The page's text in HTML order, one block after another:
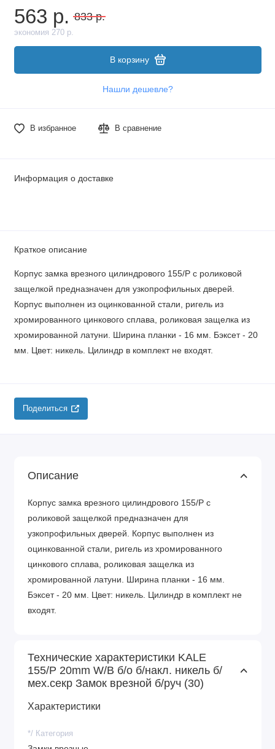
563 р. 833 р.
экономия 270 р.
В корзину
Нашли дешевле?
В избранное В сравнение
Информация о доставке
Краткое описание
Корпус замка врезного цилиндрового 155/P с роликовой
защелкой предназначен для узкопрофильных дверей.
Корпус выполнен из оцинкованной стали, ригель из
хромированного цинкового сплава, роликовая защелка из
хромированной латуни. Ширина планки - 16 мм. Бэксет - 20
мм. Цвет: никель. Цилиндр в комплект не входят.
Поделиться
Описание
Корпус замка врезного цилиндрового 155/P с
роликовой защелкой предназначен для
узкопрофильных дверей. Корпус выполнен из
оцинкованной стали, ригель из хромированного
цинкового сплава, роликовая защелка из
хромированной латуни. Ширина планки - 16 мм.
Бэксет - 20 мм. Цвет: никель. Цилиндр в комплект не
входят.
Технические характеристики KALE
155/P 20mm W/B б/о б/накл. никель б/
мех.секр Замок врезной б/руч (30)
Характеристики
*/ Категория